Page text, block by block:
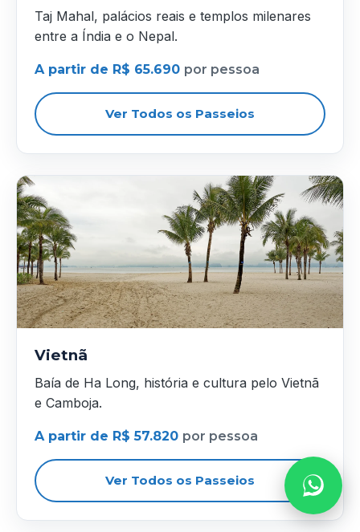
Taj Mahal, palácios reais e templos milenares
entre a Índia e o Nepal.
A partir de R$ 65.690 por pessoa
Ver Todos os Passeios
Vietnã
Baía de Ha Long, história e cultura pelo Vietnã
e Camboja.
A partir de R$ 57.820 por pessoa
Ver Todos os Passeios